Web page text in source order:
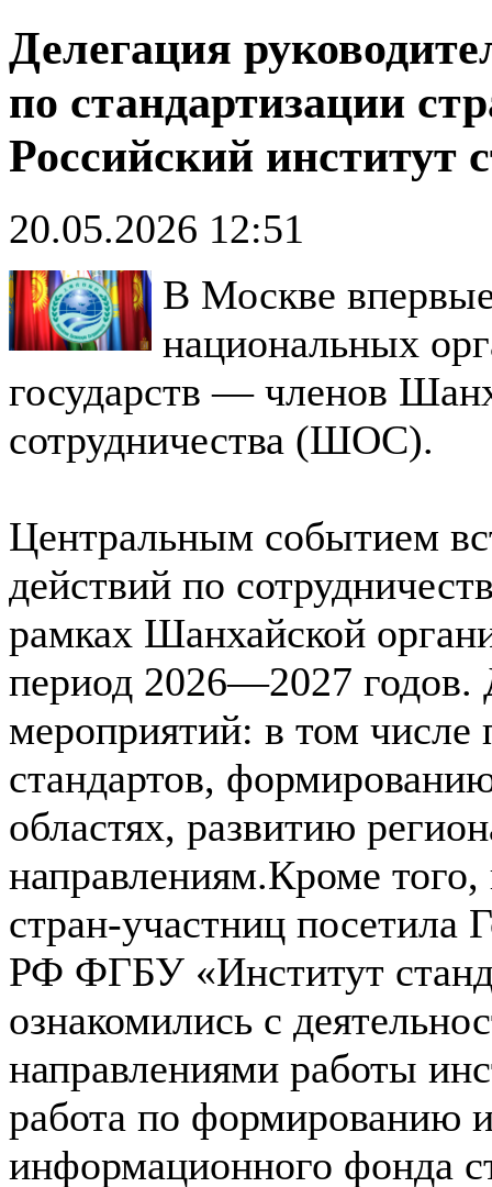
Делегация
по стандартизации
Российский институт
20.05.2026 12:51
В Москве
национальных
государств — членов
сотрудничества (ШОС).
Центральным событием
действий по
рамках Шанхайской
период 2026—2027 годов.
мероприятий: в том
стандартов,
областях, развитию
направлениям.Кроме того,
стран‑участниц посетила
РФ ФГБУ «Институт
ознакомились с
направлениями работы
работа по формированию
информационного фонда